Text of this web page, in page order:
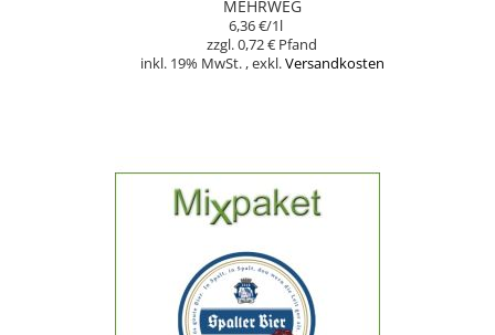
MEHRWEG
6,36 €/1l
0,72 €
inkl. 19% MwSt. ,exkl.Versandkosten